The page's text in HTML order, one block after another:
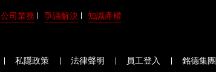
公司業務 爭議解決 知識產權
私隱政策 法律聲明 員工登入 銘德集團